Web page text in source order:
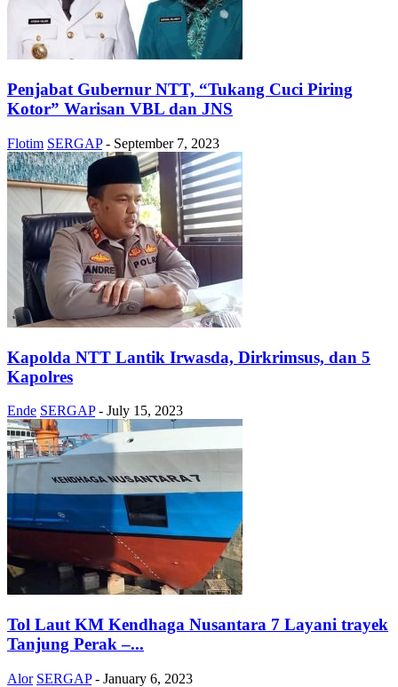
Penjabat Gubernur NTT, “Tukang Cuci Piring
Kotor” Warisan VBL dan JNS
Flotim SERGAP - September 7, 2023
Kapolda NTT Lantik Irwasda, Dirkrimsus, dan 5
Kapolres
Ende SERGAP - July 15, 2023
Tol Laut KM Kendhaga Nusantara 7 Layani trayek
Tanjung Perak –...
Alor SERGAP - January 6, 2023